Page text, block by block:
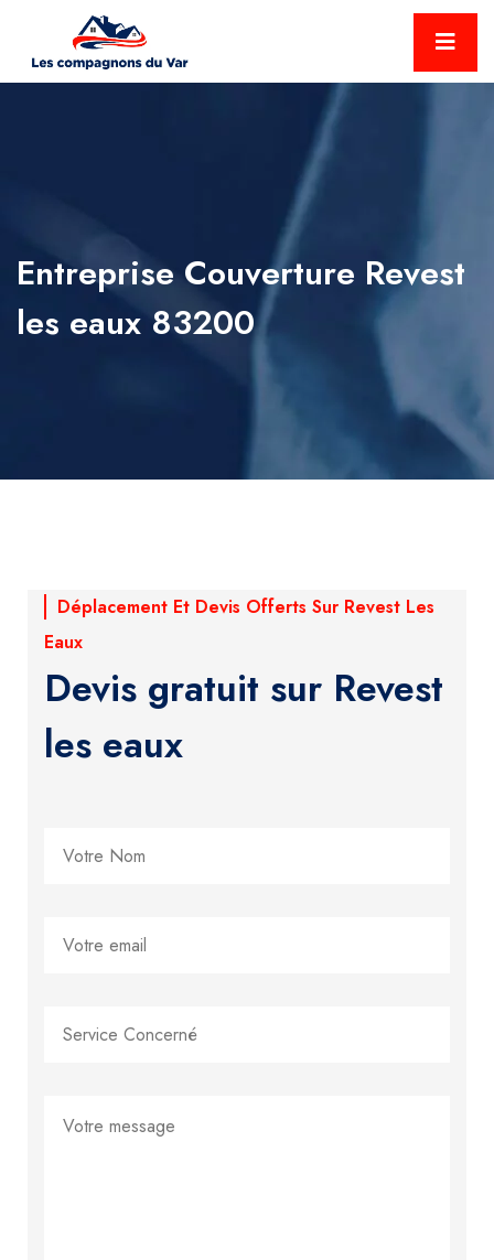
Entreprise Couverture Revest
les eaux 83200
Déplacement Et Devis Offerts Sur Revest Les
Eaux
Devis gratuit sur Revest
les eaux